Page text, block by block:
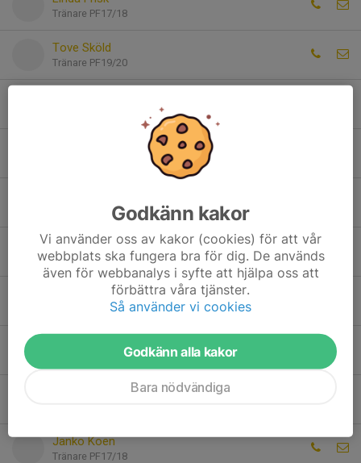
Tränare PF17/18
Tove Sköld
Tränare PF19/20
Tränare PF19/20
Tobias Magnusson
Tränare F13/14
Marcus Sellen
Tränare F13/14
Tränare PF19/20
Kristoffer Williams
Janko Koen
Tränare PF17/18
Godkänn kakor
Vi använder oss av kakor (cookies) för att vår
webbplats ska fungera bra för dig. De används
även för webbanalys i syfte att hjälpa oss att
förbättra våra tjänster.
Så använder vi cookies
Godkänn alla kakor
Bara nödvändiga